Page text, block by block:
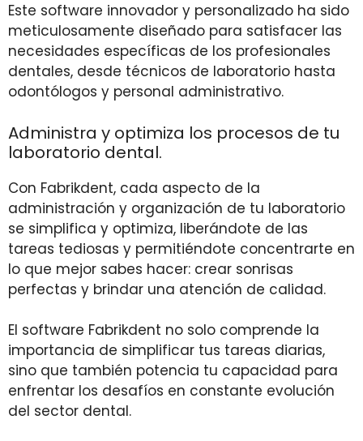
Este software innovador y personalizado ha sido
meticulosamente diseñado para satisfacer las
necesidades específicas de los profesionales
dentales, desde técnicos de laboratorio hasta
odontólogos y personal administrativo.
Administra y optimiza los procesos de tu
laboratorio dental.
Con Fabrikdent, cada aspecto de la
administración y organización de tu laboratorio
se simplifica y optimiza, liberándote de las
tareas tediosas y permitiéndote concentrarte en
lo que mejor sabes hacer: crear sonrisas
perfectas y brindar una atención de calidad.
El software Fabrikdent no solo comprende la
importancia de simplificar tus tareas diarias,
sino que también potencia tu capacidad para
enfrentar los desafíos en constante evolución
del sector dental.